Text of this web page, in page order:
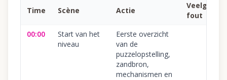
Time Scène Actie
fout
00:00
Start van het
niveau
Eerste overzicht
van de
puzzelopstelling,
zandbron,
mechanismen en